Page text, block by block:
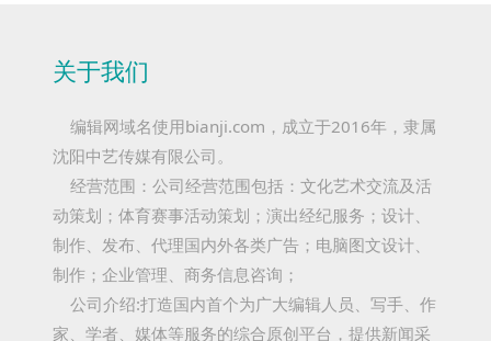
关于我们
编辑网域名使用bianji.com，成立于2016年，隶属
沈阳中艺传媒有限公司。
经营范围：公司经营范围包括：文化艺术交流及活
动策划；体育赛事活动策划；演出经纪服务；设计、
制作、发布、代理国内外各类广告；电脑图文设计、
制作；企业管理、商务信息咨询；
公司介绍:打造国内首个为广大编辑人员、写手、作
家、学者、媒体等服务的综合原创平台，提供新闻采